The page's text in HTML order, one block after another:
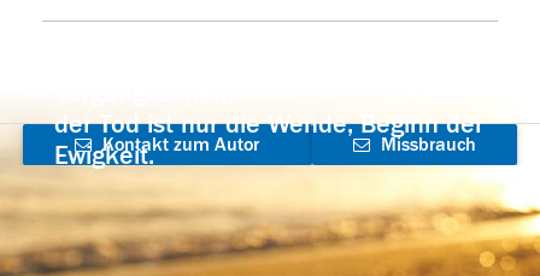
der Tod ist nur die Wende, Beginn der
Ewigkeit.
Kontakt zum Autor
aufnehmen
Missbrauch